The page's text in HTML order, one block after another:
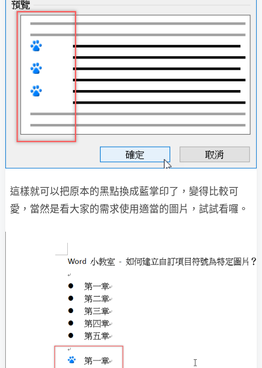
這樣就可以把原本的黑點換成藍掌印了，變得比較可
愛，當然是看大家的需求使用適當的圖片，試試看囉。